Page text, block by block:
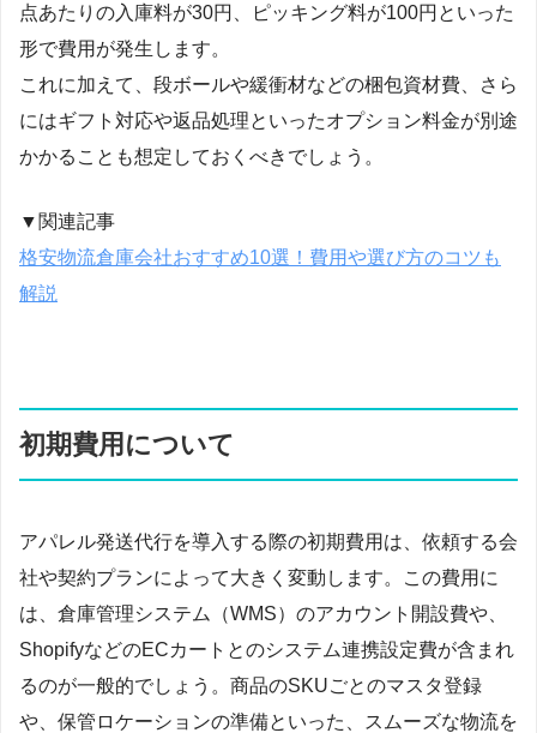
点あたりの入庫料が30円、ピッキング料が100円といった
形で費用が発生します。
これに加えて、段ボールや緩衝材などの梱包資材費、さら
にはギフト対応や返品処理といったオプション料金が別途
かかることも想定しておくべきでしょう。
▼関連記事
格安物流倉庫会社おすすめ10選！費用や選び方のコツも
解説
初期費用について
アパレル発送代行を導入する際の初期費用は、依頼する会
社や契約プランによって大きく変動します。この費用に
は、倉庫管理システム（WMS）のアカウント開設費や、
ShopifyなどのECカートとのシステム連携設定費が含まれ
るのが一般的でしょう。商品のSKUごとのマスタ登録
や、保管ロケーションの準備といった、スムーズな物流を